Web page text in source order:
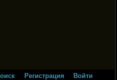
Регистрация Войти